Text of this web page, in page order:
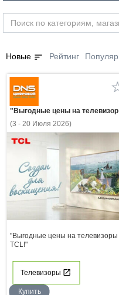
Новые sort Рейтинг
(3 - 20 Июля 2026)
"Выгодные цены на телевизоры
TCL!"
Телевизоры
Купить